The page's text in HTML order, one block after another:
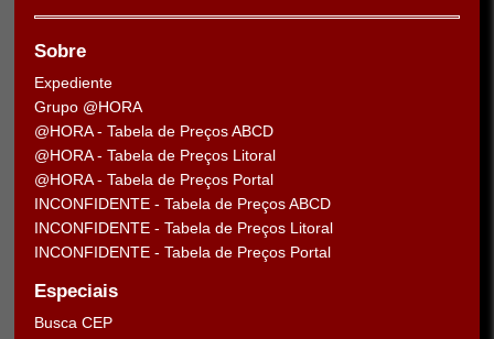
Sobre
Expediente
Grupo @HORA
@HORA - Tabela de Preços ABCD
@HORA - Tabela de Preços Litoral
@HORA - Tabela de Preços Portal
INCONFIDENTE - Tabela de Preços ABCD
INCONFIDENTE - Tabela de Preços Litoral
INCONFIDENTE - Tabela de Preços Portal
Especiais
Busca CEP